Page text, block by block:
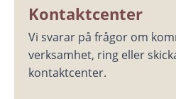
Kontaktcenter
Vi svarar på frågor om
verksamhet, ring eller
kontaktcenter.